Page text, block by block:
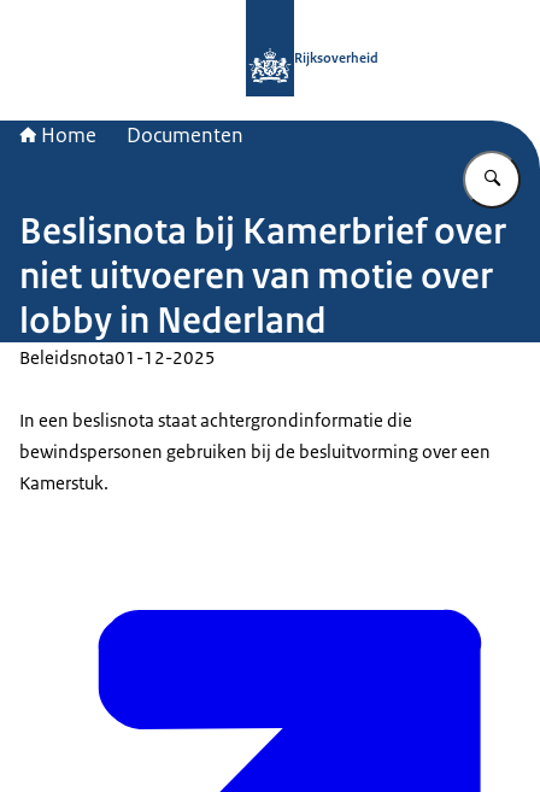
Rijksoverheid
Home Documenten
Beslisnota bij Kamerbrief over
niet uitvoeren van motie over
lobby in Nederland
Beleidsnota01-12-2025
In een beslisnota staat achtergrondinformatie die
bewindspersonen gebruiken bij de besluitvorming over een
Kamerstuk.